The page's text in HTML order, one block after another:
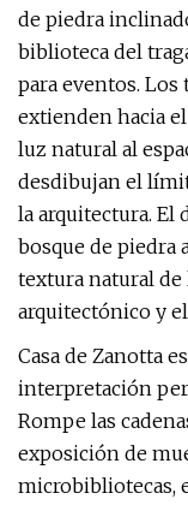
de piedra
biblioteca del
para eventos.
extienden hacia
luz natural al
desdibujan el
la arquitectura.
bosque de piedra
textura natural de
arquitectónico y
Casa de Zanotta
interpretación
Rompe las
exposición de
microbibliotecas,